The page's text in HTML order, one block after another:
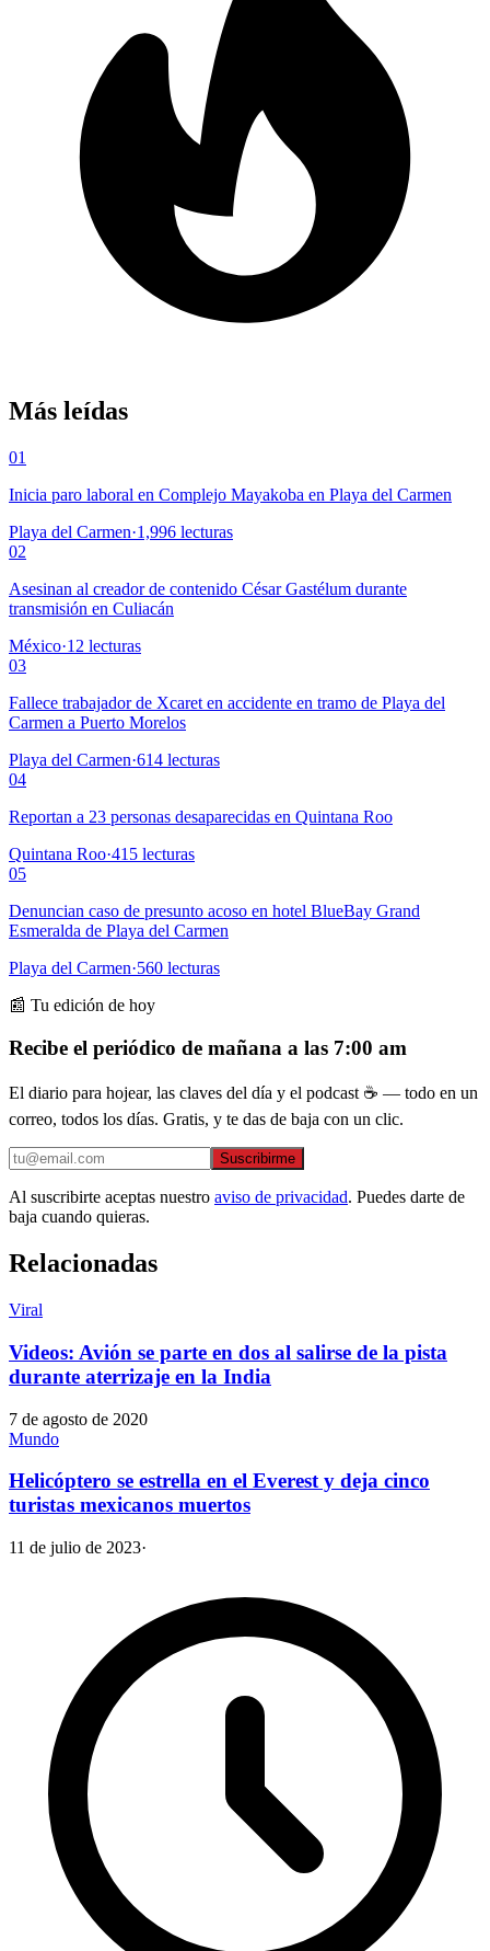
Más leídas
01
Inicia paro laboral en Complejo Mayakoba en Playa del Carmen
Playa del Carmen·1,996 lecturas
02
Asesinan al creador de contenido César Gastélum durante
transmisión en Culiacán
México·12 lecturas
03
Fallece trabajador de Xcaret en accidente en tramo de Playa del
Carmen a Puerto Morelos
Playa del Carmen·614 lecturas
04
Reportan a 23 personas desaparecidas en Quintana Roo
Quintana Roo·415 lecturas
05
Denuncian caso de presunto acoso en hotel BlueBay Grand
Esmeralda de Playa del Carmen
Playa del Carmen·560 lecturas
📰 Tu edición de hoy
Recibe el periódico de mañana a las 7:00 am
El diario para hojear, las claves del día y el podcast ☕ — todo en un
correo, todos los días. Gratis, y te das de baja con un clic.
Suscribirme
Al suscribirte aceptas nuestro aviso de privacidad. Puedes darte de
baja cuando quieras.
Relacionadas
Viral
Videos: Avión se parte en dos al salirse de la pista
durante aterrizaje en la India
7 de agosto de 2020
Mundo
Helicóptero se estrella en el Everest y deja cinco
turistas mexicanos muertos
11 de julio de 2023·